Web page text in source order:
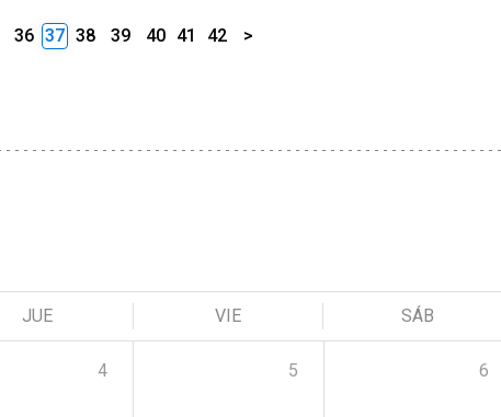
36 37 38 39 40 41 42 >
JUE VIE SÁB
4 5 6